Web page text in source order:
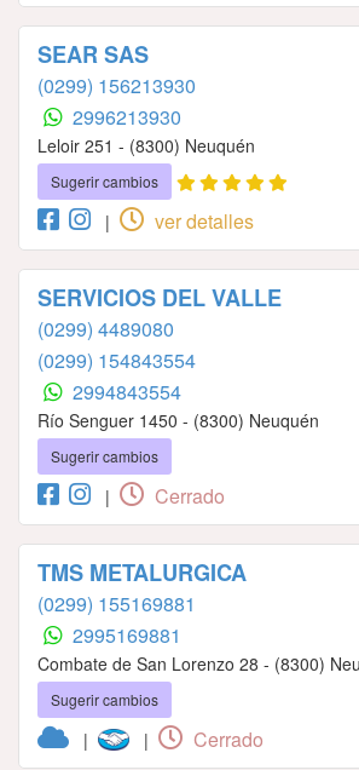
SEAR SAS
(0299) 156213930
2996213930
Leloir 251 - (8300) Neuquén
Sugerir cambios
| ver detalles
SERVICIOS DEL VALLE
(0299) 4489080
(0299) 154843554
2994843554
Río Senguer 1450 - (8300) Neuquén
Sugerir cambios
| Cerrado
TMS METALURGICA
(0299) 155169881
2995169881
Combate de San Lorenzo 28 - (8300)
Sugerir cambios
| | Cerrado